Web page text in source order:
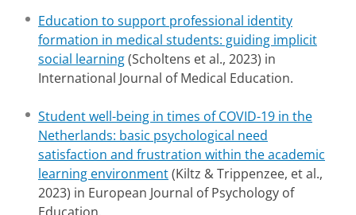
Education to support professional identity
formation in medical students: guiding implicit
social learning(Scholtens et al., 2023) in
International Journal of Medical Education.
Student well-being in times of COVID-19 in the
Netherlands: basic psychological need
satisfaction and frustration within the academic
learning environment(Kiltz & Trippenzee, et al.,
2023) in European Journal of Psychology of